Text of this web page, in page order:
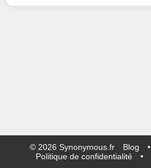
© 2026 Synonymous.fr Blog •
Politique de confidentialité
•